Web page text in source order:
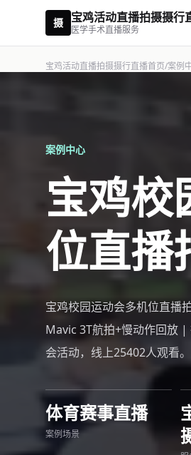
摄 宝鸡活动直播拍摄摄行
医学手术直播服务
宝鸡活动直播拍摄摄行直播首页/案例
案例中心
宝鸡校
位直播
宝鸡校园运动会多机位直播
Mavic 3T航拍+慢动作回放
会活动，线上25402人观看。
体育赛事直播
案例场景